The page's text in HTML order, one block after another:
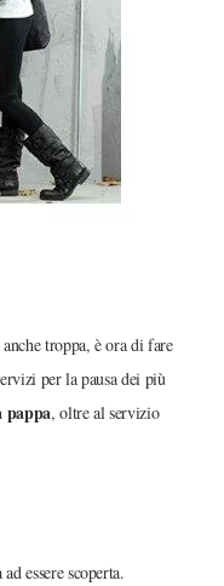
troppa, è ora di fare
per la pausa dei più
pappa, oltre al servizio
essere scoperta.